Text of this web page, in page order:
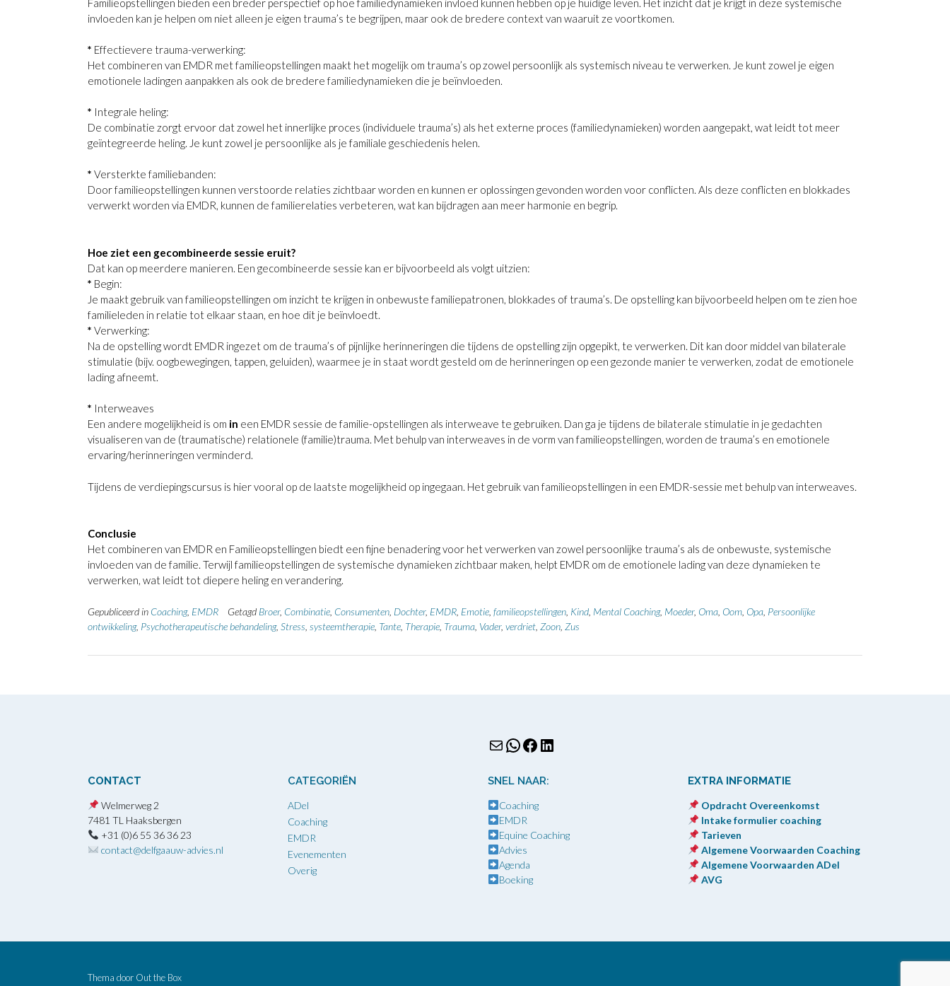
Familieopstellingen bieden een breder perspectief op hoe familiedynamieken invloed kunnen hebben op je huidige leven. Het inzicht dat je krijgt in deze systemische
invloeden kan je helpen om niet alleen je eigen trauma’s te begrijpen, maar ook de bredere context van waaruit ze voortkomen.
* Effectievere trauma-verwerking:
Het combineren van EMDR met familieopstellingen maakt het mogelijk om trauma’s op zowel persoonlijk als systemisch niveau te verwerken. Je kunt zowel je eigen
emotionele ladingen aanpakken als ook de bredere familiedynamieken die je beïnvloeden.
* Integrale heling:
De combinatie zorgt ervoor dat zowel het innerlijke proces (individuele trauma’s) als het externe proces (familiedynamieken) worden aangepakt, wat leidt tot meer
geïntegreerde heling. Je kunt zowel je persoonlijke als je familiale geschiedenis helen.
* Versterkte familiebanden:
Door familieopstellingen kunnen verstoorde relaties zichtbaar worden en kunnen er oplossingen gevonden worden voor conflicten. Als deze conflicten en blokkades
verwerkt worden via EMDR, kunnen de familierelaties verbeteren, wat kan bijdragen aan meer harmonie en begrip.
Hoe ziet een gecombineerde sessie eruit?
Dat kan op meerdere manieren. Een gecombineerde sessie kan er bijvoorbeeld als volgt uitzien:
* Begin:
Je maakt gebruik van familieopstellingen om inzicht te krijgen in onbewuste familiepatronen, blokkades of trauma’s. De opstelling kan bijvoorbeeld helpen om te zien hoe
familieleden in relatie tot elkaar staan, en hoe dit je beïnvloedt.
* Verwerking:
Na de opstelling wordt EMDR ingezet om de trauma’s of pijnlijke herinneringen die tijdens de opstelling zijn opgepikt, te verwerken. Dit kan door middel van bilaterale
stimulatie (bijv. oogbewegingen, tappen, geluiden), waarmee je in staat wordt gesteld om de herinneringen op een gezonde manier te verwerken, zodat de emotionele
lading afneemt.
* Interweaves
Een andere mogelijkheid is om in een EMDR sessie de familie-opstellingen als interweave te gebruiken. Dan ga je tijdens de bilaterale stimulatie in je gedachten
visualiseren van de (traumatische) relationele (familie)trauma. Met behulp van interweaves in de vorm van familieopstellingen, worden de trauma’s en emotionele
ervaring/herinneringen verminderd.
Tijdens de verdiepingscursus is hier vooral op de laatste mogelijkheid op ingegaan. Het gebruik van familieopstellingen in een EMDR-sessie met behulp van interweaves.
Conclusie
Het combineren van EMDR en Familieopstellingen biedt een fijne benadering voor het verwerken van zowel persoonlijke trauma’s als de onbewuste, systemische
invloeden van de familie. Terwijl familieopstellingen de systemische dynamieken zichtbaar maken, helpt EMDR om de emotionele lading van deze dynamieken te
verwerken, wat leidt tot diepere heling en verandering.
Gepubliceerd in Coaching, EMDR Getagd Broer, Combinatie Consumenten Dochter, EMDR Emotie familieopstellingen Kind Mental Coaching, Moeder, Oma Oom Opa Persoonlijke
ontwikkeling, Psychotherapeutische behandeling, Stress systeemtherapie Tante Therapie Trauma Vader, verdriet Zoon Zus
E-mailWhatsApp
Facebook
LinkedIn
CONTACT
Welmerweg 2
7481 TL Haaksbergen
+31 (0)6 55 36 36 23
contact@delfgaauw-advies.nl
CATEGORIËN
ADel
Coaching
EMDR
Evenementen
Overig
SNEL NAAR:
Coaching
EMDR
Equine Coaching
Advies
Agenda
Boeking
EXTRA INFORMATIE
Opdracht Overeenkomst
Intake formulier coaching
Tarieven
Algemene Voorwaarden Coaching
Algemene Voorwaarden ADel
AVG
Thema door Out the Box